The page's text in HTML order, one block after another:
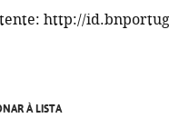
http://
À LISTA